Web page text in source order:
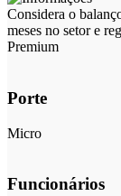
Considera o
meses no setor e
Premium
Porte
Micro
Funcionários